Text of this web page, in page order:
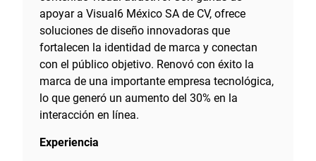
apoyar a Visual6 México SA de CV, ofrece
soluciones de diseño innovadoras que
fortalecen la identidad de marca y conectan
con el público objetivo. Renovó con éxito la
marca de una importante empresa tecnológica,
lo que generó un aumento del 30% en la
interacción en línea.
Experiencia